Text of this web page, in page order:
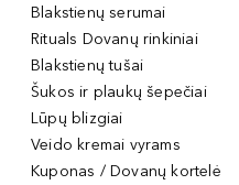
Blakstienų serumai
Rituals Dovanų rinkiniai
Blakstienų tušai
Šukos ir plaukų šepečiai
Lūpų blizgiai
Veido kremai vyrams
Kuponas / Dovanų kortelė